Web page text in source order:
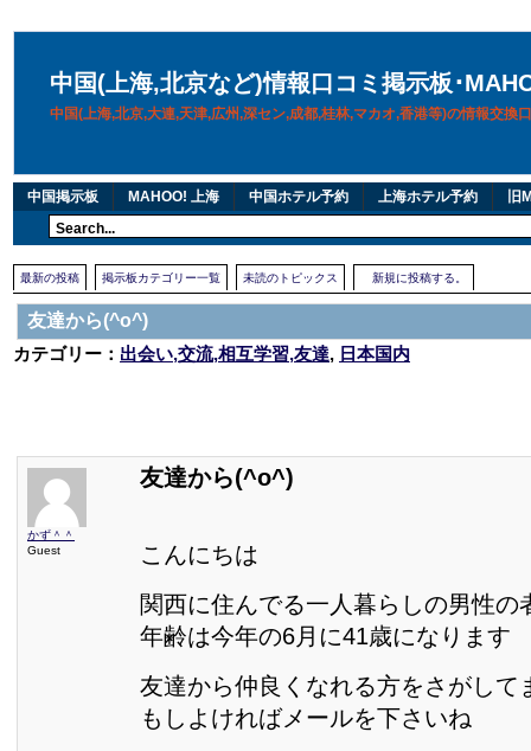
中国(上海,北京など)情報口コミ掲示板･
中国(上海,北京,大連,天津,広州,深セン,成都,桂林,マカオ,香港等)の情報交換
中国掲示板 MAHOO! 上海 中国ホテル予約 上海ホテル予約 旧
最新の投稿 掲示板カテゴリー一覧 未読のトピックス 新規に投稿する。
友達から(^o^)
カテゴリー： 出会い,交流,相互学習,友達, 日本国内
かず＾＾
Guest
友達から(^o^)
こんにちは
関西に住んでる一人暮らしの男性の
年齢は今年の6月に41歳になります
友達から仲良くなれる方をさがして
もしよければメールを下さいね